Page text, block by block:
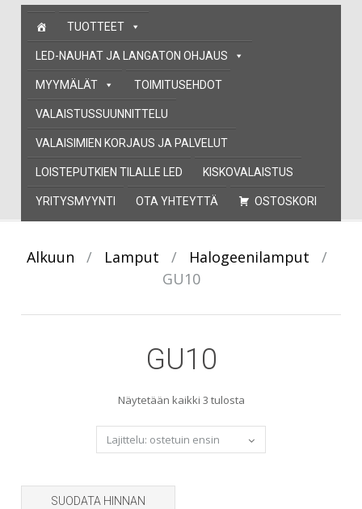
Skip
content
TUOTTEET
LED-NAUHAT JA LANGATON OHJAUS
MYYMÄLÄT TOIMITUSEHDOT
VALAISTUSSUUNNITTELU
VALAISIMIEN KORJAUS JA PALVELUT
LOISTEPUTKIEN TILALLE LED KISKOVALAISTUS
YRITYSMYYNTI OTA YHTEYTTÄ OSTOSKORI
Alkuun / Lamput / Halogeenilamput
/
GU10
GU10
Näytetään kaikki 3 tulostaSorted
by
popularity
SUODATA HINNAN